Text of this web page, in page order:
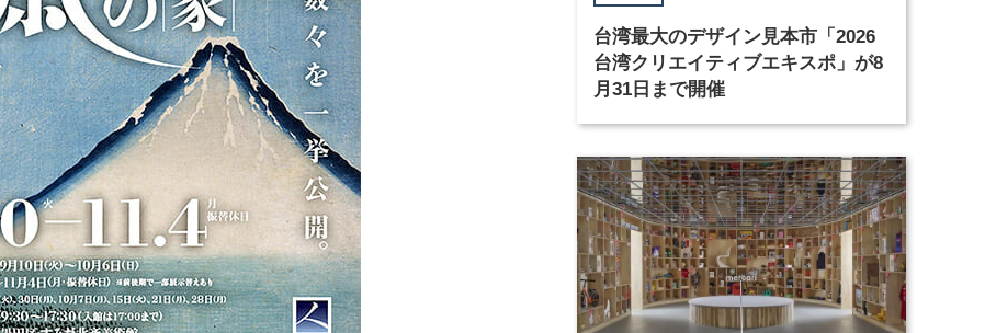
台湾最大のデザイン見本市「2026
台湾クリエイティブエキスポ」が8
月31日まで開催